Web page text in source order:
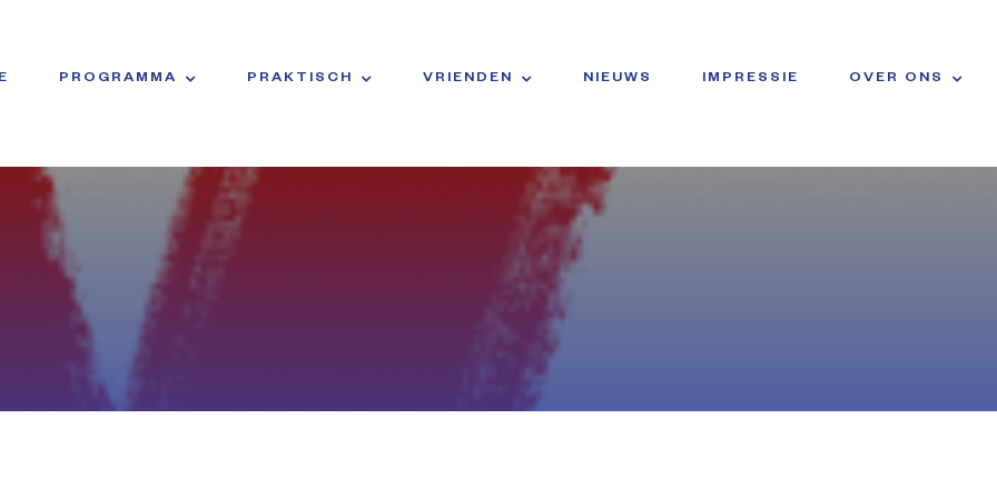
PROGRAMMA PRAKTISCH VRIENDEN NIEUWS IMPRESSIE OVER ONS